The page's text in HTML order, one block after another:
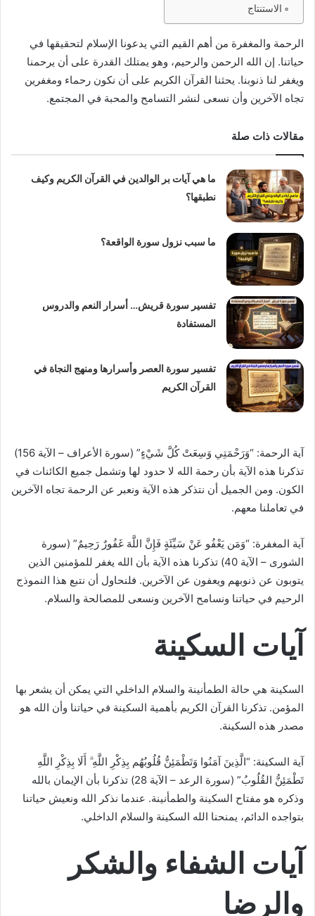
الاستنتاج
الرحمة والمغفرة من أهم القيم التي يدعونا الإسلام لتحقيقها في
حياتنا. إن الله الرحمن والرحيم، وهو يمتلك القدرة على أن يرحمنا
ويغفر لنا ذنوبنا. يحثنا القرآن الكريم على أن نكون رحماء ومغفرين
تجاه الآخرين وأن نسعى لنشر التسامح والمحبة في المجتمع.
مقالات ذات صلة
ما هي آيات بر الوالدين في القرآن الكريم وكيف
نطبقها؟
ما سبب نزول سورة الواقعة؟
تفسير سورة قريش… أسرار النعم والدروس
المستفادة
تفسير سورة العصر وأسرارها ومنهج النجاة في
القرآن الكريم
آية الرحمة: “وَرَحْمَتِي وَسِعَتْ كُلَّ شَيْءٍ” (سورة الأعراف – الآية 156)
تذكرنا هذه الآية بأن رحمة الله لا حدود لها وتشمل جميع الكائنات في
الكون. ومن الجميل أن نتذكر هذه الآية ونعبر عن الرحمة تجاه الآخرين
في تعاملنا معهم.
آية المغفرة: “وَمَن يَعْفُو عَنْ سَيِّئَةٍ فَإِنَّ اللَّهَ غَفُورٌ رَحِيمٌ” (سورة
الشورى – الآية 40) تذكرنا هذه الآية بأن الله يغفر للمؤمنين الذين
يتوبون عن ذنوبهم ويعفون عن الآخرين. فلنحاول أن نتبع هذا النموذج
الرحيم في حياتنا ونسامح الآخرين ونسعى للمصالحة والسلام.
آيات السكينة
السكينة هي حالة الطمأنينة والسلام الداخلي التي يمكن أن يشعر بها
المؤمن. تذكرنا القرآن الكريم بأهمية السكينة في حياتنا وأن الله هو
مصدر هذه السكينة.
آية السكينة: “الَّذِينَ آمَنُوا وَتَطْمَئِنُّ قُلُوبُهُم بِذِكْرِ اللَّهِ ۗ أَلَا بِذِكْرِ اللَّهِ
تَطْمَئِنُّ القُلُوبُ” (سورة الرعد – الآية 28) تذكرنا بأن الإيمان بالله
وذكره هو مفتاح السكينة والطمأنينة. عندما نذكر الله ونعيش حياتنا
بتواجده الدائم، يمنحنا الله السكينة والسلام الداخلي.
آيات الشفاء والشكر
والرضا